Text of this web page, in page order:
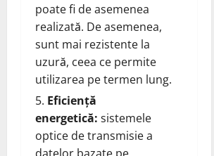
poate fi de asemenea
realizată. De asemenea,
sunt mai rezistente la
uzură, ceea ce permite
utilizarea pe termen lung.
Eficiență
energetică: sistemele
optice de transmisie a